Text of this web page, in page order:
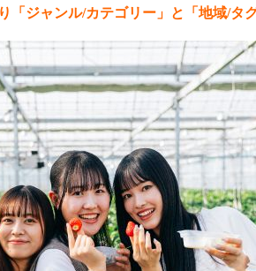
「ジャンル/カテゴリー 」と「地域/タ